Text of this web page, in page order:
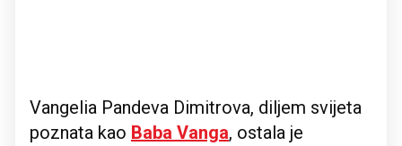
Vangelia Pandeva Dimitrova, diljem svijeta
poznata kao Baba Vanga, ostala je